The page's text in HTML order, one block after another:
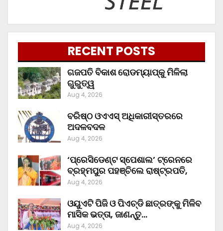
RECENT POSTS
ଗଜପତି ବିକାଶ ରୋଡମ୍ୟାପ୍‌କୁ ମିଳିଲା
ଗୁରୁତ୍ୱ
Aug 4, 2026
ବରିଷ୍ଠ ଓଏଏସ୍‌ ଅଧିକାରୀସ୍ତରରେ
ଅଦଳବଦଳ
Aug 4, 2026
‘ପ୍ରେସିଡେଣ୍ଟ ସ୍ପେଶାଲ’ ଟ୍ରେନରେ
ବ୍ରହ୍ମପୁର ପହଞ୍ଚିଲେ ରାଷ୍ଟ୍ରପତି,
Aug 4, 2026
ଓୟୁଏଟି ପିଜି ଓ ପିଏଚ୍‌ଡି ଛାତ୍ରଙ୍କୁ ମିଳିବ
ମାସିକ ଭତ୍ତା, ଜାଣନ୍ତୁ…
Aug 4, 2026